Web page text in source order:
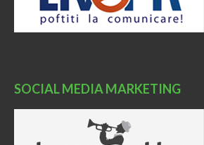
SOCIAL MEDIA MARKETING